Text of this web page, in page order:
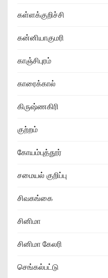
கள்ளக்குறிச்சி
கன்னியாகுமரி
காஞ்சிபுரம்
காரைக்கால்
கிருஷ்ணகிரி
குற்றம்
கோயம்புத்தூர்
சமையல் குறிப்பு
சிவகங்கை
சினிமா
சினிமா கேலரி
செங்கல்பட்டு